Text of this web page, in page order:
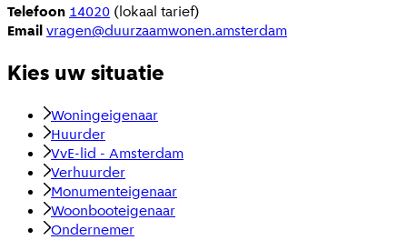
Telefoon 14020 (lokaal tarief)
Emailvragen@duurzaamwonen.amsterdam
Kies uw situatie
Woningeigenaar
Huurder
VvE-lid - Amsterdam
Verhuurder
Monumenteigenaar
Woonbooteigenaar
Ondernemer